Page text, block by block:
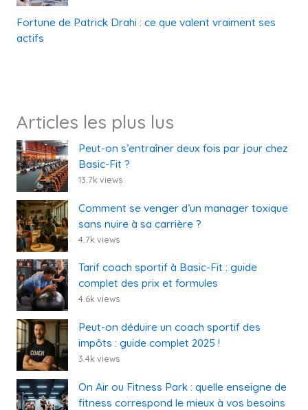
Fortune de Patrick Drahi : ce que valent vraiment ses
actifs
Articles les plus lus
Peut-on s’entraîner deux fois par jour chez
Basic-Fit ?
13.7k views
Comment se venger d’un manager toxique
sans nuire à sa carrière ?
4.7k views
Tarif coach sportif à Basic-Fit : guide
complet des prix et formules
4.6k views
Peut-on déduire un coach sportif des
impôts : guide complet 2025 !
3.4k views
On Air ou Fitness Park : quelle enseigne de
fitness correspond le mieux à vos besoins